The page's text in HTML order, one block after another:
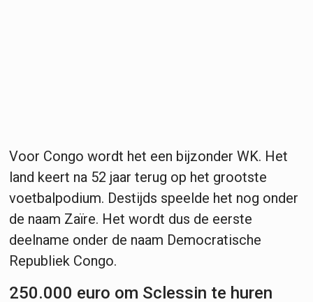
Voor Congo wordt het een bijzonder WK. Het
land keert na 52 jaar terug op het grootste
voetbalpodium. Destijds speelde het nog onder
de naam Zaïre. Het wordt dus de eerste
deelname onder de naam Democratische
Republiek Congo.
250.000 euro om Sclessin te huren